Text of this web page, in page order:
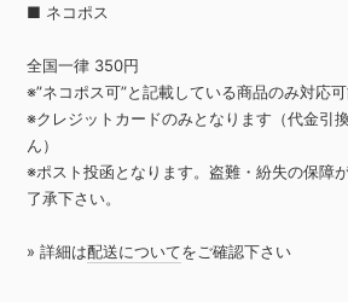
■ ネコポス
全国一律 350円
※”ネコポス可”と記載している商品のみ対応可
※クレジットカードのみとなります（代金引
ん）
※ポスト投函となります。盗難・紛失の保障
了承下さい。
» 詳細は配送についてをご確認下さい